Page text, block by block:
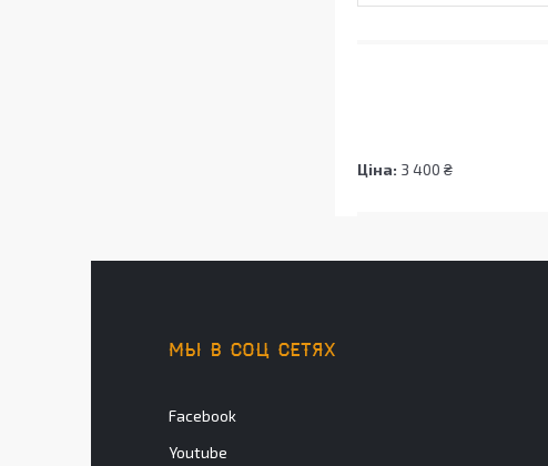
Ціна: 3 400 ₴
МЫ В СОЦ СЕТЯХ
Facebook
Youtube